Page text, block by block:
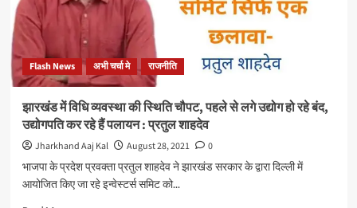
कार्यकारी
आगमन
पर
किया
भव्य
स्वागत
Flash News अभी चर्चा मे राजनीति
झारखंड में विधि व्यवस्था की स्थिति चौपट, पहले से लगे उद्योग हो रहे बंद,
उद्योगपति कर रहे हैं पलायन : प्रतुल शाहदेव
Jharkhand Aaj Kal August 28, 2021
0
भाजपा के प्रदेश प्रवक्ता प्रतुल शाहदेव ने झारखंड सरकार के द्वारा दिल्ली में
आयोजित किए जा रहे इन्वेस्टर्स समिट को...